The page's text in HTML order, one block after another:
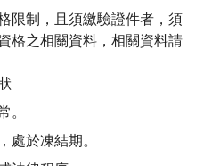
限制，且須繳驗證件者，須
格之相關資料，相關資料請
。
處於凍結期。